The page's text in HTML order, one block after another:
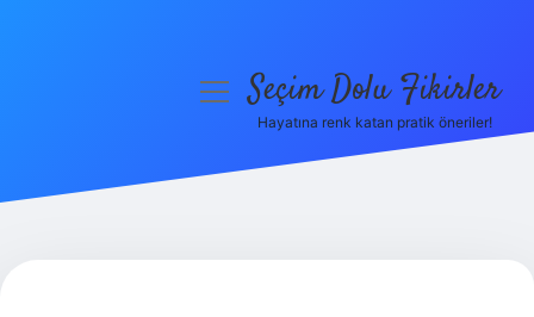
menüyüSeçim Dolu Fikirler
Hayatına renk katan pratik öneriler!